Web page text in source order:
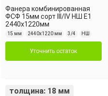
Фанера комбинированная
ФСФ 15мм сорт III/IV НШ Е1
2440х1220мм
15 мм 2440х1220 мм 3/4 НШ
Уточнить остаток
толщина: 18 мм